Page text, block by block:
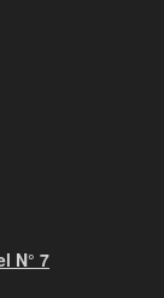
N° 7